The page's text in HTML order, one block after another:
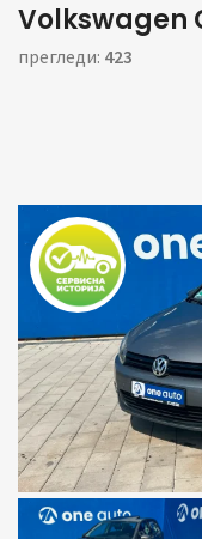
Volkswagen
прегледи: 423